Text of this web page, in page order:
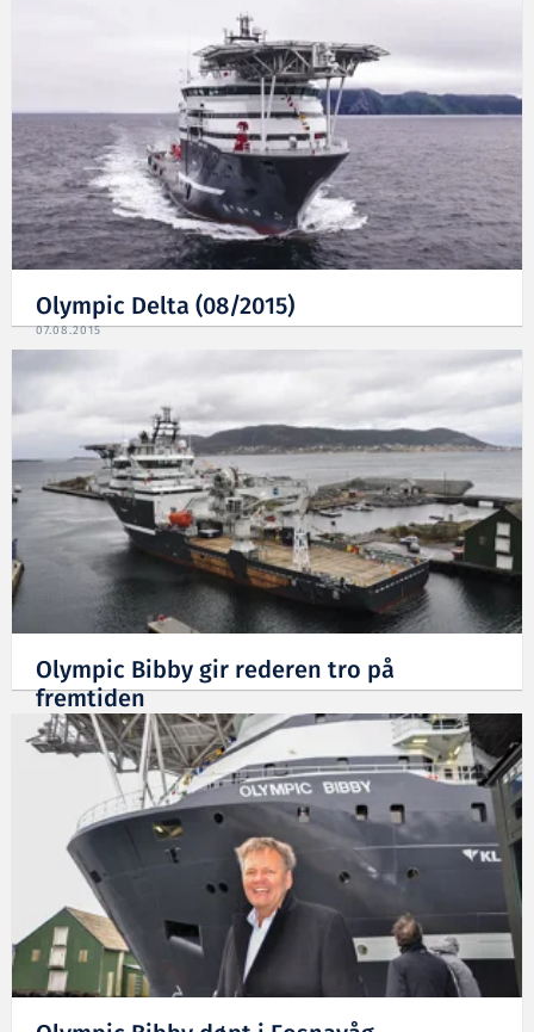
Olympic Delta (08/2015)
07.08.2015
Olympic Bibby gir rederen tro på
fremtiden
22.05.2015